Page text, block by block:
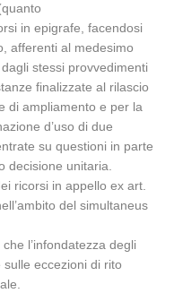
in epigrafe, facendosi
afferenti al medesimo
stessi provvedimenti
finalizzate al rilascio
di ampliamento e per la
d’uso di due
su questioni in parte
decisione unitaria.
ricorsi in appello ex art.
del simultaneus
l’infondatezza degli
eccezioni di rito